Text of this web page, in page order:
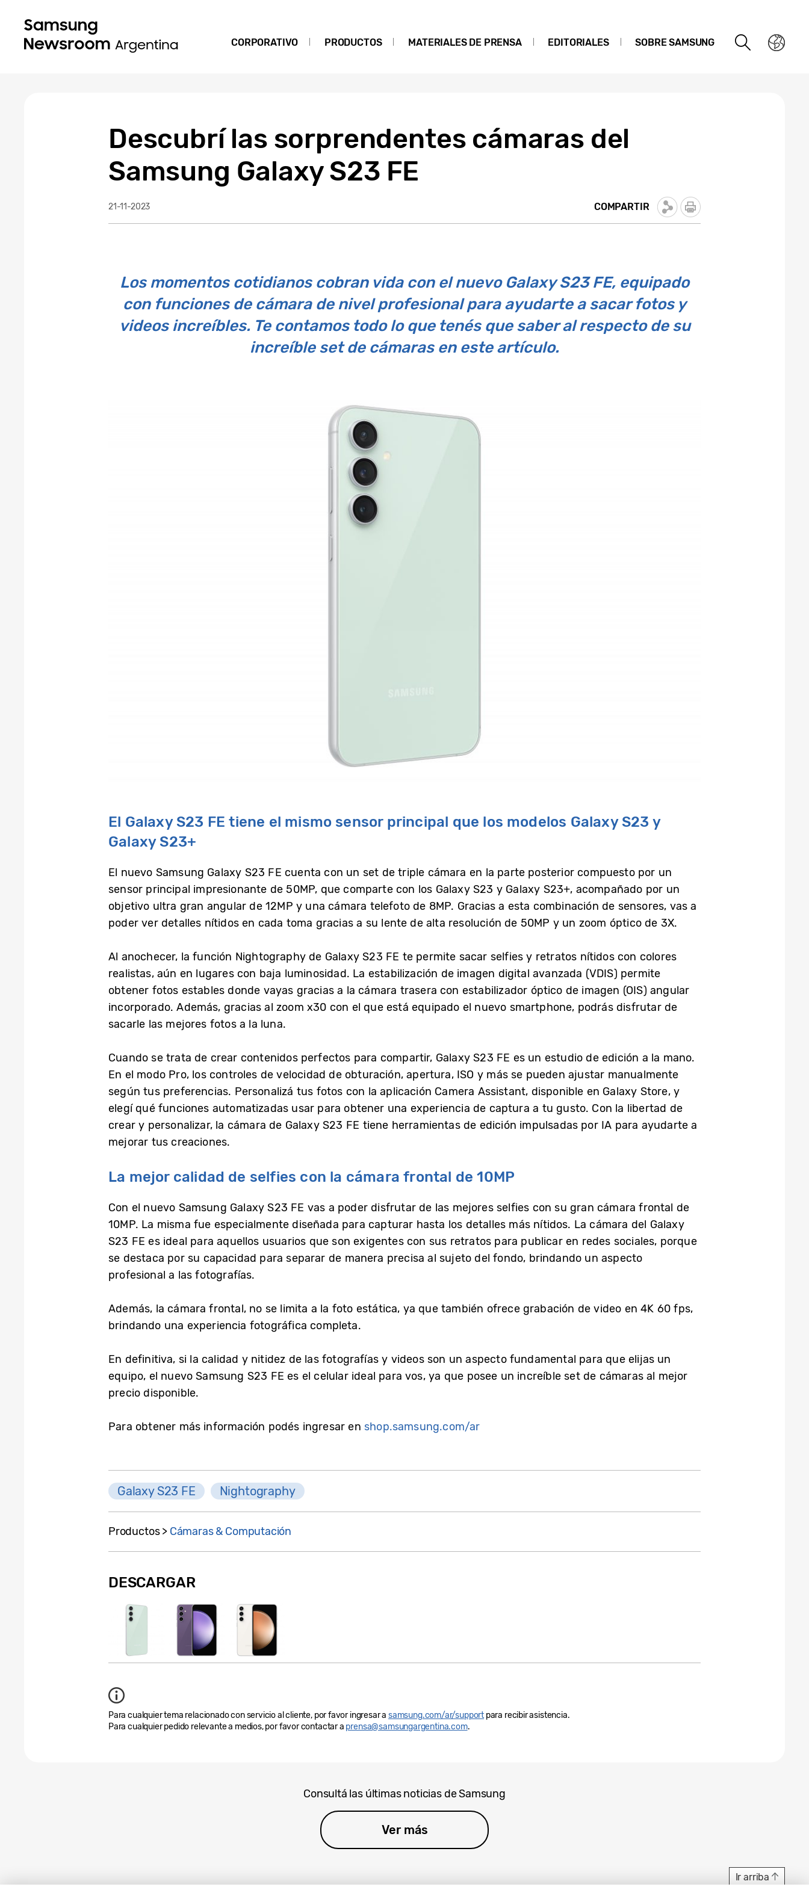
CORPORATIVO PRODUCTOS MATERIALES DE PRENSA EDITORIALES SOBRE SAMSUNG
Descubrí las sorprendentes cámaras del
Samsung Galaxy S23 FE
21-11-2023 COMPARTIR
Los momentos cotidianos cobran vida con el nuevo Galaxy S23 FE, equipado
con funciones de cámara de nivel profesional para ayudarte a sacar fotos y
videos increíbles. Te contamos todo lo que tenés que saber al respecto de su
increíble set de cámaras en este artículo.
El Galaxy S23 FE tiene el mismo sensor principal que los modelos Galaxy S23 y
Galaxy S23+
El nuevo Samsung Galaxy S23 FE cuenta con un set de triple cámara en la parte posterior compuesto por un
sensor principal impresionante de 50MP, que comparte con los Galaxy S23 y Galaxy S23+, acompañado por un
objetivo ultra gran angular de 12MP y una cámara telefoto de 8MP. Gracias a esta combinación de sensores, vas a
poder ver detalles nítidos en cada toma gracias a su lente de alta resolución de 50MP y un zoom óptico de 3X.
Al anochecer, la función Nightography de Galaxy S23 FE te permite sacar selfies y retratos nítidos con colores
realistas, aún en lugares con baja luminosidad. La estabilización de imagen digital avanzada (VDIS) permite
obtener fotos estables donde vayas gracias a la cámara trasera con estabilizador óptico de imagen (OIS) angular
incorporado. Además, gracias al zoom x30 con el que está equipado el nuevo smartphone, podrás disfrutar de
sacarle las mejores fotos a la luna.
Cuando se trata de crear contenidos perfectos para compartir, Galaxy S23 FE es un estudio de edición a la mano.
En el modo Pro, los controles de velocidad de obturación, apertura, ISO y más se pueden ajustar manualmente
según tus preferencias. Personalizá tus fotos con la aplicación Camera Assistant, disponible en Galaxy Store, y
elegí qué funciones automatizadas usar para obtener una experiencia de captura a tu gusto. Con la libertad de
crear y personalizar, la cámara de Galaxy S23 FE tiene herramientas de edición impulsadas por IA para ayudarte a
mejorar tus creaciones.
La mejor calidad de selfies con la cámara frontal de 10MP
Con el nuevo Samsung Galaxy S23 FE vas a poder disfrutar de las mejores selfies con su gran cámara frontal de
10MP. La misma fue especialmente diseñada para capturar hasta los detalles más nítidos. La cámara del Galaxy
S23 FE es ideal para aquellos usuarios que son exigentes con sus retratos para publicar en redes sociales, porque
se destaca por su capacidad para separar de manera precisa al sujeto del fondo, brindando un aspecto
profesional a las fotografías.
Además, la cámara frontal, no se limita a la foto estática, ya que también ofrece grabación de video en 4K 60 fps,
brindando una experiencia fotográfica completa.
En definitiva, si la calidad y nitidez de las fotografías y videos son un aspecto fundamental para que elijas un
equipo, el nuevo Samsung S23 FE es el celular ideal para vos, ya que posee un increíble set de cámaras al mejor
precio disponible.
Para obtener más información podés ingresar en shop.samsung.com/ar
Galaxy S23 FE Nightography
Productos > Cámaras & Computación
DESCARGAR
Para cualquier tema relacionado con servicio al cliente, por favor ingresar a samsung.com/ar/support para recibir asistencia.
Para cualquier pedido relevante a medios, por favor contactar a prensa@samsungargentina.com.
Consultá las últimas noticias de Samsung
Ver más
Ir arriba